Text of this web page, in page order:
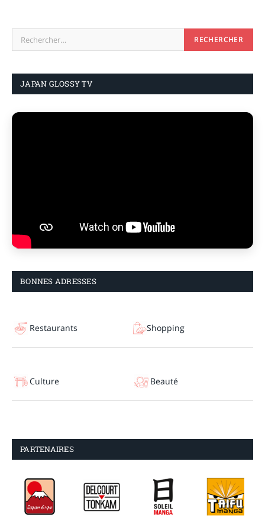
JAPAN GLOSSY TV
BONNES ADRESSES
Restaurants Shopping
Culture Beauté
PARTENAIRES